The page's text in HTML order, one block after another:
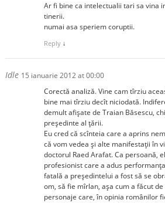
Ar fi bine ca intelectualii tari sa vina
tinerii.
numai asa speriem coruptii.
Reply ↓
Idle 15 ianuarie 2012 at 00:00
Corectă analiză. Vine cam tîrziu
bine mai tîrziu decît niciodată.
demult afișate de Traian Băsescu,
președinte al țării.
Eu cred că scînteia care a aprins
că vom vedea și alte manifestații în
doctorul Raed Arafat. Ca persoană,
profesionist care a adus
fatală a președintelui a fost să se
om, să fie mîrlan, așa cum a făcut
personaje care, în opinia românilor